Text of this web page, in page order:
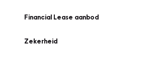
Financial Lease aanbod
Zekerheid